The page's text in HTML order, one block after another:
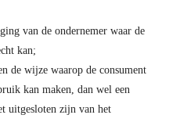
van de ondernemer waar de
kan;
de wijze waarop de consument
kan maken, dan wel een
uitgesloten zijn van het